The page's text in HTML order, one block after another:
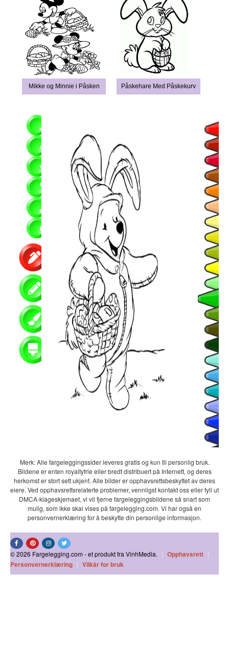
Mikke og Minnie i Påsken Påskehare Med Påskekurv
Merk: Alle fargeleggingssider leveres gratis og kun til personlig bruk.
Bildene er enten royaltyfrie eller bredt distribuert på Internett, og deres
herkomst er stort sett ukjent. Alle bilder er opphavsrettsbeskyttet av deres
eiere. Ved opphavsrettsrelaterte problemer, vennligst kontakt oss eller fyll ut
DMCA-klageskjemaet, vi vil fjerne fargeleggingsbildene så snart som
mulig, som ikke skal vises på fargelegging.com. Vi har også en
personvernerklæring for å beskytte din personlige informasjon.
© 2026 Fargelegging.com - et produkt fra VinhMedia. | Opphavsrett |
Personvernerklæring | Vilkår for bruk